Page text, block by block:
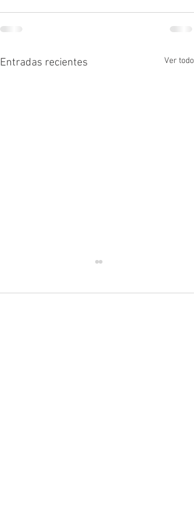
Entradas recientes Ver todo